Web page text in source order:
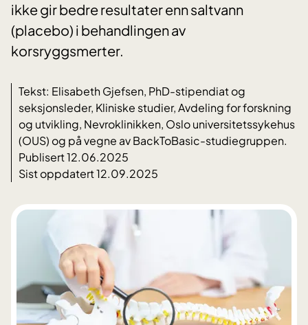
ikke gir bedre resultater enn saltvann
(placebo) i behandlingen av
korsryggsmerter.
Tekst: Elisabeth Gjefsen, PhD-stipendiat og
seksjonsleder, Kliniske studier, Avdeling for forskning
og utvikling, Nevroklinikken, Oslo universitetssykehus
(OUS) og på vegne av BackToBasic-studiegruppen.
Publisert 12.06.2025
Sist oppdatert 12.09.2025